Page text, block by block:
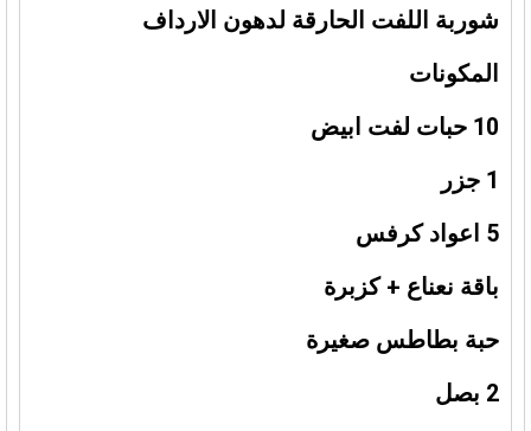
شوربة اللفت الحارقة لدهون الارداف
المكونات
10 حبات لفت ابيض
1 جزر
5 اعواد كرفس
باقة نعناع + كزبرة
حبة بطاطس صغيرة
2 بصل